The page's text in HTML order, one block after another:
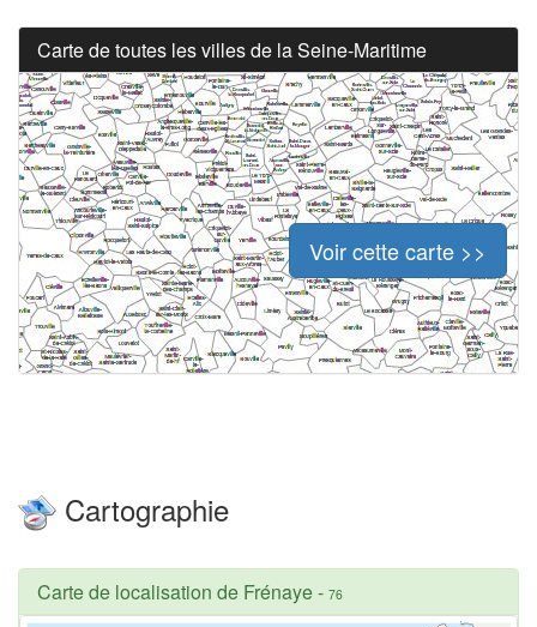
Carte de toutes les villes de la Seine-Maritime
Voir cette carte >>
Cartographie
Carte de localisation de Frénaye- 76